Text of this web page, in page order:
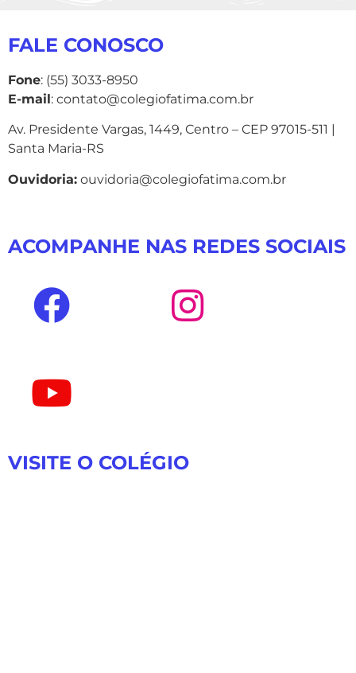
FALE CONOSCO
Fone: (55) 3033-8950
E-mail: contato@colegiofatima.com.br
Av. Presidente Vargas, 1449, Centro – CEP 97015-511 |
Santa Maria-RS
Ouvidoria: ouvidoria@colegiofatima.com.br
ACOMPANHE NAS REDES SOCIAIS
VISITE O COLÉGIO